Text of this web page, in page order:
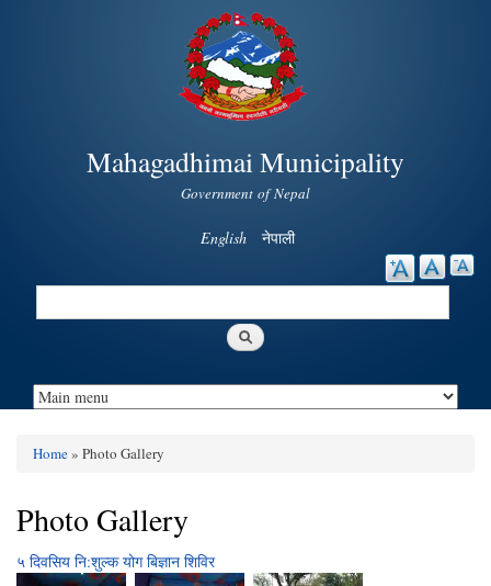
Skip to
main
content
Mahagadhimai Municipality
Government of Nepal
English नेपाली
Search
Home» Photo Gallery
Photo Gallery
५ दिवसिय नि:शुल्क योग बिज्ञान शिविर